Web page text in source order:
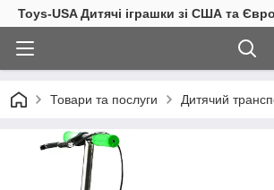
Toys-USA Дитячі іграшки зі США та
Товари та послуги Дитячий